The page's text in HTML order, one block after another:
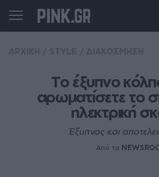
Το έξυπνο
αρωματίσετε το
ηλεκτρική
Έξυπνος και
Από το